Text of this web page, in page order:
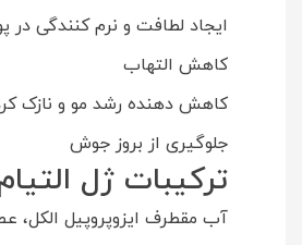
ایجاد لطافت و نرم کنندگی
کاهش التهاب
کاهش دهنده رشد مو و نازک
جلوگیری از بروز جوش
ترکیبات ژل
آب مقطرف ایزوپروپیل الکل،